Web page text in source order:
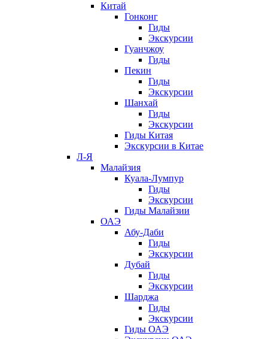
Китай
Гонконг
Гиды
Экскурсии
Гуанчжоу
Гиды
Пекин
Гиды
Экскурсии
Шанхай
Гиды
Экскурсии
Гиды Китая
Экскурсии в Китае
Л-Я
Малайзия
Куала-Лумпур
Гиды
Экскурсии
Гиды Малайзии
ОАЭ
Абу-Даби
Гиды
Экскурсии
Дубай
Гиды
Экскурсии
Шарджа
Гиды
Экскурсии
Гиды ОАЭ